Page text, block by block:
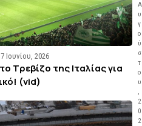
Ιουνίου, 2026
Τρεβίζο της Ιταλίας για
(vid)
Α
υ
γ
ο
ύ
σ
τ
ο
υ
,
2
0
2